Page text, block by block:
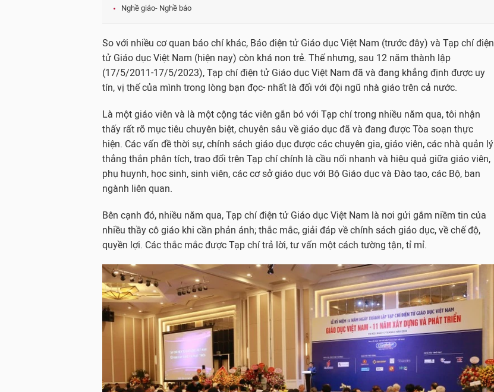
Nghề giáo- Nghề báo
So với nhiều cơ quan báo chí khác, Báo điện tử Giáo dục Việt Nam (trước đây) và Tạp chí điện
tử Giáo dục Việt Nam (hiện nay) còn khá non trẻ. Thế nhưng, sau 12 năm thành lập
(17/5/2011-17/5/2023), Tạp chí điện tử Giáo dục Việt Nam đã và đang khẳng định được uy
tín, vị thế của mình trong lòng bạn đọc- nhất là đối với đội ngũ nhà giáo trên cả nước.
Là một giáo viên và là một cộng tác viên gắn bó với Tạp chí trong nhiều năm qua, tôi nhận
thấy rất rõ mục tiêu chuyên biệt, chuyên sâu về giáo dục đã và đang được Tòa soạn thực
hiện. Các vấn đề thời sự, chính sách giáo dục được các chuyên gia, giáo viên, các nhà quản lý
thẳng thắn phân tích, trao đổi trên Tạp chí chính là cầu nối nhanh và hiệu quả giữa giáo viên,
phụ huynh, học sinh, sinh viên, các cơ sở giáo dục với Bộ Giáo dục và Đào tạo, các Bộ, ban
ngành liên quan.
Bên cạnh đó, nhiều năm qua, Tạp chí điện tử Giáo dục Việt Nam là nơi gửi gắm niềm tin của
nhiều thầy cô giáo khi cần phản ánh; thắc mắc, giải đáp về chính sách giáo dục, về chế độ,
quyền lợi. Các thắc mắc được Tạp chí trả lời, tư vấn một cách tường tận, tỉ mỉ.